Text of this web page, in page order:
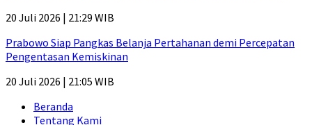
20 Juli 2026 | 21:29 WIB
Prabowo Siap Pangkas Belanja Pertahanan demi Percepatan
Pengentasan Kemiskinan
20 Juli 2026 | 21:05 WIB
Beranda
Tentang Kami